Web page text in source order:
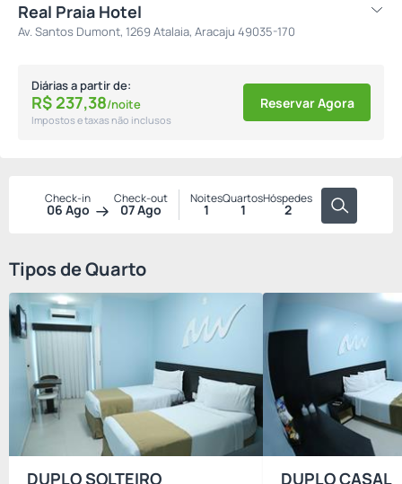
Real Praia Hotel
Av. Santos Dumont, 1269 Atalaia, Aracaju 49035-170
Diárias a partir de:
R$ 237,38/noite
Impostos e taxas não inclusos
Reservar Agora
Check-in
06 Ago
Check-out
07 Ago
Noites
1
Quartos
1
Hóspedes
2
Tipos de Quarto
DUPLO SOLTEIRO DUPLO CASAL